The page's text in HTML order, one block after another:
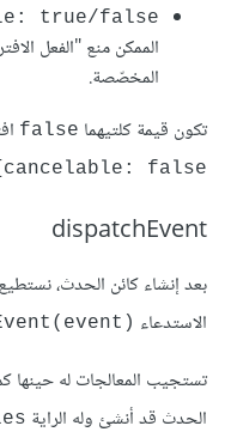
true/false
الممكن منع "الفعل
المخصّصة.
تكون قيمة كلتيهما false
cancelable: false}
dispatchEvent
بعد إنشاء كائن الحدث،
الاستدعاء
تستجيب المعالجات له
الحدث قد أنشئ وله الراية